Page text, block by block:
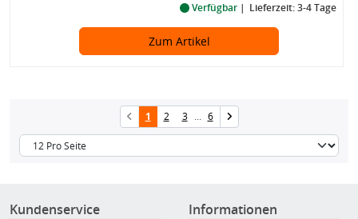
Verfügbar Lieferzeit: 3-4 Tage
Zum Artikel
1 2 3 ... 6
Kundenservice Informationen